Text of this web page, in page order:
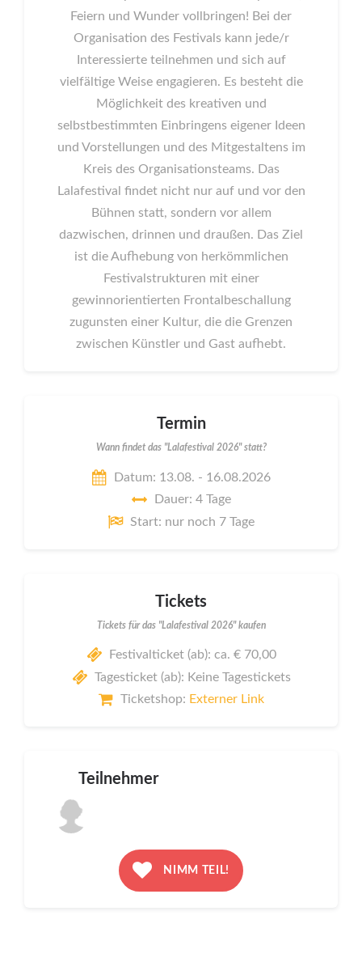
Feiern und Wunder vollbringen! Bei der
Organisation des Festivals kann jede/r
Interessierte teilnehmen und sich auf
vielfältige Weise engagieren. Es besteht die
Möglichkeit des kreativen und
selbstbestimmten Einbringens eigener Ideen
und Vorstellungen und des Mitgestaltens im
Kreis des Organisationsteams. Das
Lalafestival findet nicht nur auf und vor den
Bühnen statt, sondern vor allem
dazwischen, drinnen und draußen. Das Ziel
ist die Aufhebung von herkömmlichen
Festivalstrukturen mit einer
gewinnorientierten Frontalbeschallung
zugunsten einer Kultur, die die Grenzen
zwischen Künstler und Gast aufhebt.
Termin
Wann findet das "Lalafestival 2026" statt?
Datum: 13.08. - 16.08.2026
Dauer: 4 Tage
Start: nur noch 7 Tage
Tickets
Tickets für das "Lalafestival 2026" kaufen
Festivalticket (ab): ca. € 70,00
Tagesticket (ab): Keine Tagestickets
Ticketshop: Externer Link
Teilnehmer
NIMM TEIL!